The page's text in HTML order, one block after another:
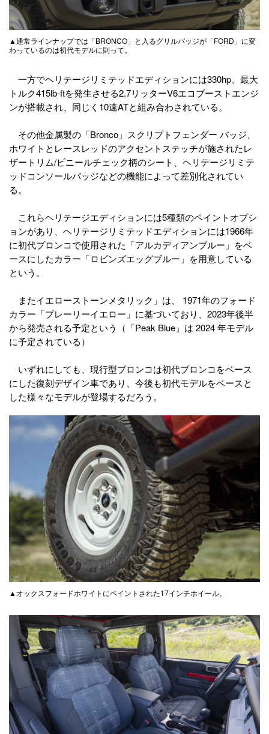
▲通常ラインナップでは「BRONCO」と入るグリルバッジが「FORD」に変
わっているのは初代モデルに則って。
一方でヘリテージリミテッドエディションには330hp、最大
トルク415lb-ftを発生させる2.7リッターV6エコブーストエンジ
ンが搭載され、同じく10速ATと組み合わされている。
その他金属製の「Bronco」スクリプトフェンダー バッジ、
ホワイトとレースレッドのアクセントステッチが施されたレ
ザートリム/ビニールチェック柄のシート、ヘリテージリミテ
ッドコンソールバッジなどの機能によって差別化されてい
る。
これらヘリテージエディションには5種類のペイントオプシ
ョンがあり、ヘリテージリミテッドエディションには1966年
に初代ブロンコで使用された「アルカディアンブルー」をベ
ースにしたカラー「ロビンズエッグブルー」を用意している
という。
またイエローストーンメタリック」は、 1971年のフォード
カラー「プレーリーイエロー」に基づいており、2023年後半
から発売される予定という（「Peak Blue」は 2024 年モデル
に予定されている）
いずれにしても、現行型ブロンコは初代ブロンコをベース
にした復刻デザイン車であり、今後も初代モデルをベースと
した様々なモデルが登場するだろう。
▲オックスフォードホワイトにペイントされた17インチホイール。